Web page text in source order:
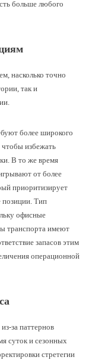
больше любого
насколько точно
так и
более широкого
избежать
В то же время
от более
приоритизирует
Тип
офисные
транспорта имеют
запасов этим
операционной
за паттернов
суток и сезонных
стретегии